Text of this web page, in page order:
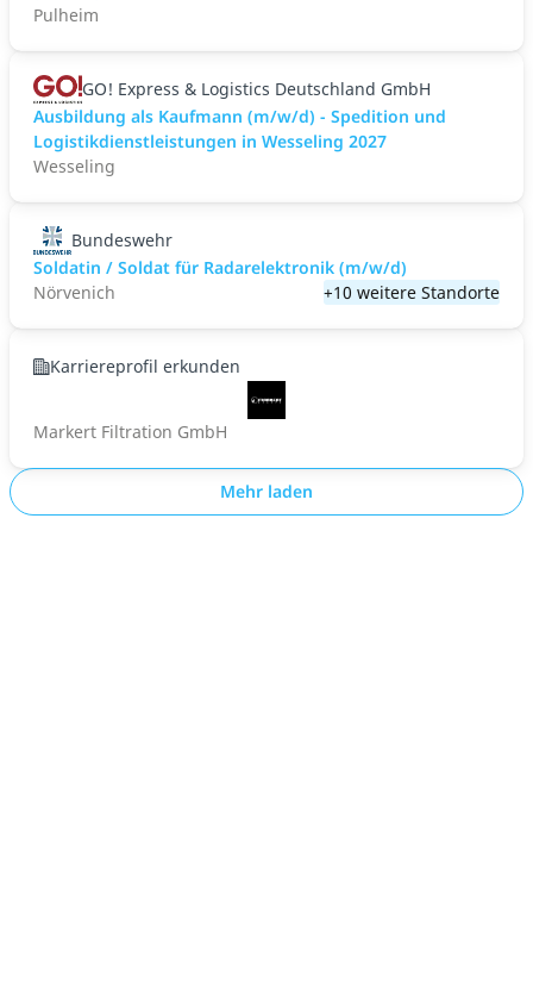
Pulheim
GO! Express & Logistics Deutschland GmbH
Ausbildung als Kaufmann (m/w/d) - Spedition und
Logistikdienstleistungen in Wesseling 2027
Wesseling
Bundeswehr
Soldatin / Soldat für Radarelektronik (m/w/d)
Nörvenich
+10 weitere Standorte
Karriereprofil erkunden
Markert Filtration GmbH
Mehr laden